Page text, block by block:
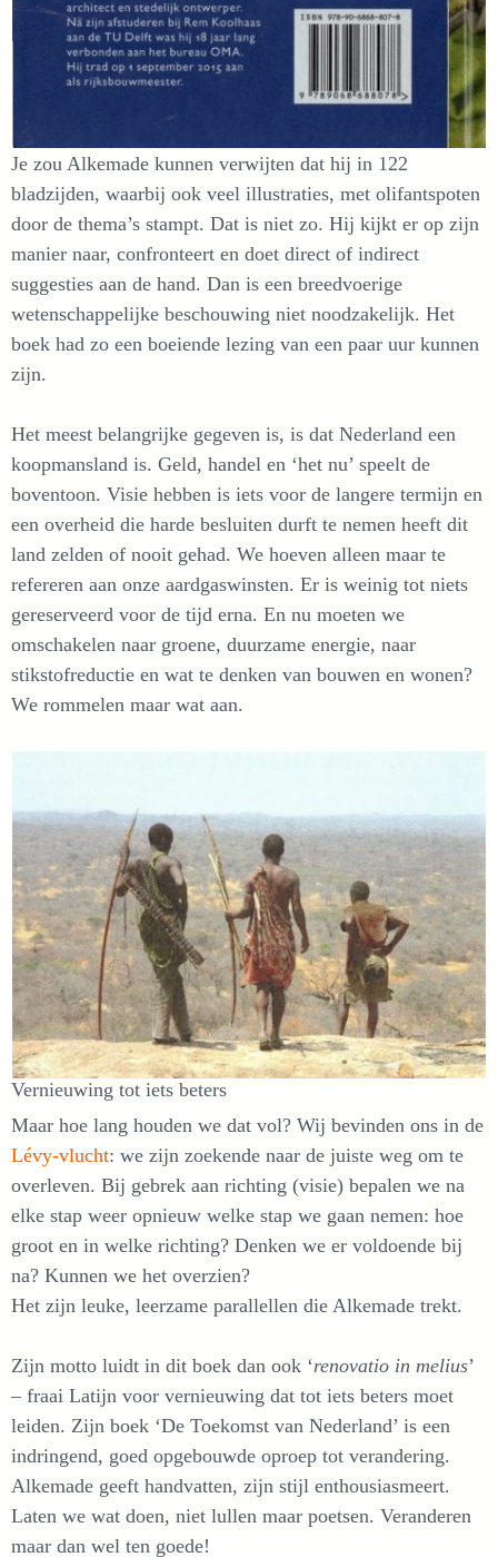
Je zou Alkemade kunnen verwijten dat hij in 122
bladzijden, waarbij ook veel illustraties, met olifantspoten
door de thema’s stampt. Dat is niet zo. Hij kijkt er op zijn
manier naar, confronteert en doet direct of indirect
suggesties aan de hand. Dan is een breedvoerige
wetenschappelijke beschouwing niet noodzakelijk. Het
boek had zo een boeiende lezing van een paar uur kunnen
zijn.
Het meest belangrijke gegeven is, is dat Nederland een
koopmansland is. Geld, handel en ‘het nu’ speelt de
boventoon. Visie hebben is iets voor de langere termijn en
een overheid die harde besluiten durft te nemen heeft dit
land zelden of nooit gehad. We hoeven alleen maar te
refereren aan onze aardgaswinsten. Er is weinig tot niets
gereserveerd voor de tijd erna. En nu moeten we
omschakelen naar groene, duurzame energie, naar
stikstofreductie en wat te denken van bouwen en wonen?
We rommelen maar wat aan.
Vernieuwing tot iets beters
Maar hoe lang houden we dat vol? Wij bevinden ons in de
Lévy-vlucht: we zijn zoekende naar de juiste weg om te
overleven. Bij gebrek aan richting (visie) bepalen we na
elke stap weer opnieuw welke stap we gaan nemen: hoe
groot en in welke richting? Denken we er voldoende bij
na? Kunnen we het overzien?
Het zijn leuke, leerzame parallellen die Alkemade trekt.
Zijn motto luidt in dit boek dan ook ‘renovatio in melius’
– fraai Latijn voor vernieuwing dat tot iets beters moet
leiden. Zijn boek ‘De Toekomst van Nederland’ is een
indringend, goed opgebouwde oproep tot verandering.
Alkemade geeft handvatten, zijn stijl enthousiasmeert.
Laten we wat doen, niet lullen maar poetsen. Veranderen
maar dan wel ten goede!